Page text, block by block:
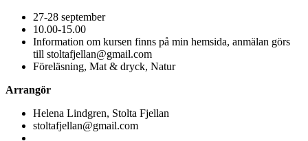
27-28 september
10.00-15.00
Information om kursen finns på min hemsida, anmälan görs
till stoltafjellan@gmail.com
Föreläsning, Mat & dryck, Natur
Arrangör
Helena Lindgren, Stolta Fjellan
stoltafjellan@gmail.com